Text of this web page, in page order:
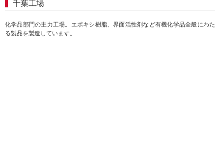
千葉工場
化学品部門の主力工場。エポキシ樹脂、界面活性剤など有機化学品全般にわた
る製品を製造しています。